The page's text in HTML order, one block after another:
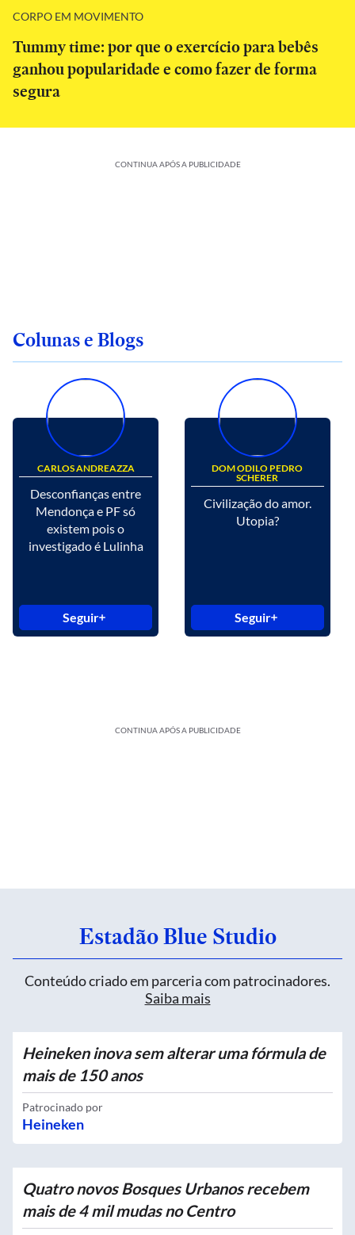
CORPO EM MOVIMENTO
Tummy time: por que o exercício para bebês
ganhou popularidade e como fazer de forma
segura
CONTINUA APÓS A PUBLICIDADE
Colunas e Blogs
CARLOS ANDREAZZA
Desconfianças entre
Mendonça e PF só
existem pois o
investigado é Lulinha
Seguir
DOM ODILO PEDRO
SCHERER
Civilização do amor.
Utopia?
Seguir
CONTINUA APÓS A PUBLICIDADE
Estadão Blue Studio
Conteúdo criado em parceria com patrocinadores.
Saiba mais
Heineken inova sem alterar uma fórmula de
mais de 150 anos
Patrocinado por
Heineken
Quatro novos Bosques Urbanos recebem
mais de 4 mil mudas no Centro